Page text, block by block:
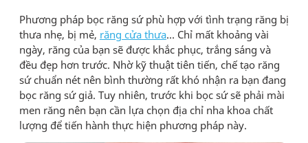
Phương pháp bọc răng sứ phù hợp với tình trạng răng bị
thưa nhẹ, bị mẻ, răng cửa thưa… Chỉ mất khoảng vài
ngày, răng của bạn sẽ được khắc phục, trắng sáng và
đều đẹp hơn trước. Nhờ kỹ thuật tiên tiến, chế tạo răng
sứ chuẩn nét nên bình thường rất khó nhận ra bạn đang
bọc răng sứ giả. Tuy nhiên, trước khi bọc sứ sẽ phải mài
men răng nên bạn cần lựa chọn địa chỉ nha khoa chất
lượng để tiến hành thực hiện phương pháp này.